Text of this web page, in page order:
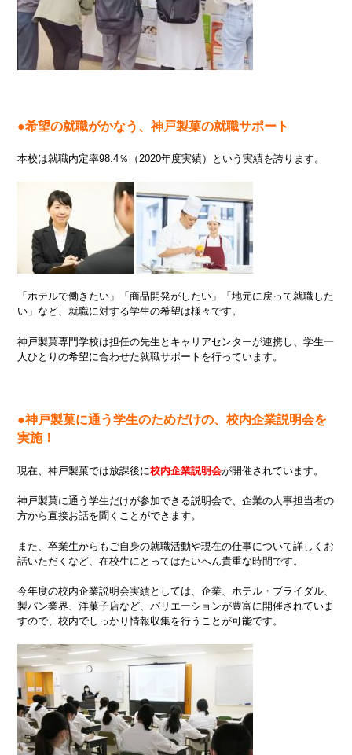
●希望の就職がかなう、神戸製菓の就職サポート
本校は就職内定率98.4％（2020年度実績）という実績を誇ります。
「ホテルで働きたい」「商品開発がしたい」「地元に戻って就職した
い」など、就職に対する学生の希望は様々です。
神戸製菓専門学校は担任の先生とキャリアセンターが連携し、学生一
人ひとりの希望に合わせた就職サポートを行っています。
●神戸製菓に通う学生のためだけの、校内企業説明会を
実施！
現在、神戸製菓では放課後に校内企業説明会が開催されています。
神戸製菓に通う学生だけが参加できる説明会で、企業の人事担当者の
方から直接お話を聞くことができます。
また、卒業生からもご自身の就職活動や現在の仕事について詳しくお
話いただくなど、在校生にとってはたいへん貴重な時間です。
今年度の校内企業説明会実績としては、企業、ホテル・ブライダル、
製パン業界、洋菓子店など、バリエーションが豊富に開催されていま
すので、校内でしっかり情報収集を行うことが可能です。